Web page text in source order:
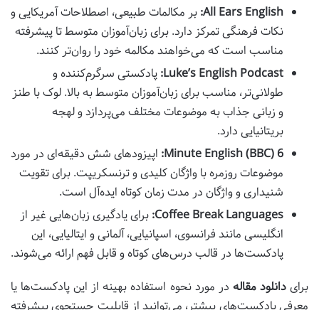
All Ears English: بر مکالمات طبیعی، اصطلاحات آمریکایی و
نکات فرهنگی تمرکز دارد. برای زبان‌آموزان متوسط تا پیشرفته
مناسب است که می‌خواهند مکالمه خود را روان‌تر کنند.
Luke’s English Podcast: پادکستی سرگرم‌کننده و
طولانی‌تر، مناسب برای زبان‌آموزان متوسط به بالا. لوک با طنز
و زبانی جذاب به موضوعات مختلف می‌پردازد و لهجه
بریتانیایی دارد.
6 Minute English (BBC):
اپیزودهای شش دقیقه‌ای در مورد
موضوعات روزمره با واژگان کلیدی و ترنسکریپت. برای تقویت
شنیداری و واژگان در مدت زمان کوتاه ایده‌آل است.
Coffee Break Languages: برای یادگیری زبان‌هایی غیر از
انگلیسی مانند فرانسوی، اسپانیایی، آلمانی و ایتالیایی، این
پادکست‌ها در قالب درس‌های کوتاه و قابل فهم ارائه می‌شوند.
برایدانلود مقاله در مورد نحوه استفاده بهینه از این پادکست‌ها یا
معرفی پادکست‌های بیشتر، می‌توانید از قابلیت جستجوی پیشرفته